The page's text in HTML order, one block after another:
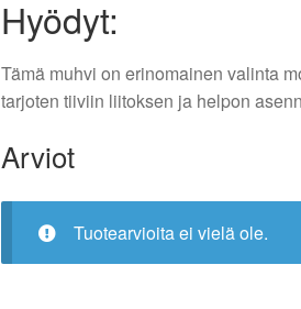
Hyödyt:
Tämä muhvi on erinomainen valinta
tarjoten tiiviin liitoksen ja helpon
Arviot
Tuotearvioita ei vielä ole.